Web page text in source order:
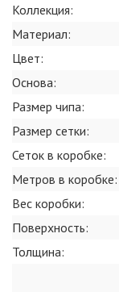
Коллекция:
Материал:
Цвет:
Основа:
Размер чипа:
Размер сетки:
Сеток в коробке:
Метров в коробке:
Вес коробки:
Поверхность:
Толщина: